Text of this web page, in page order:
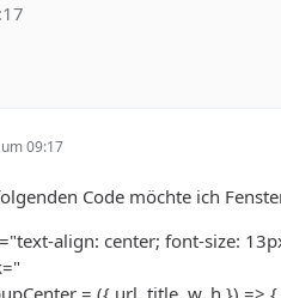
09:17
Code möchte ich
align: center; font-size:
= ({ url, title, w, h }) => {